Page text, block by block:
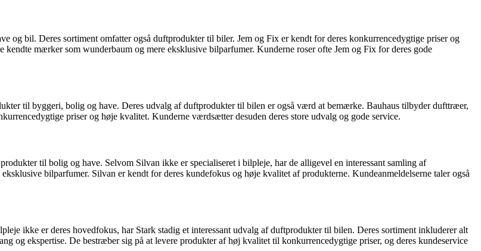
og bil. Deres sortiment omfatter også duftprodukter til biler. Jem og Fix er kendt for deres konkurrencedygtige priser og
mærker som wunderbaum og mere eksklusive bilparfumer. Kunderne roser ofte Jem og Fix for deres gode
til byggeri, bolig og have. Deres udvalg af duftprodukter til bilen er også værd at bemærke. Bauhaus tilbyder dufttræer,
priser og høje kvalitet. Kunderne værdsætter desuden deres store udvalg og gode service.
til bolig og have. Selvom Silvan ikke er specialiseret i bilpleje, har de alligevel en interessant samling af
bilparfumer. Silvan er kendt for deres kundefokus og høje kvalitet af produkterne. Kundeanmeldelserne taler også
ikke er deres hovedfokus, har Stark stadig et interessant udvalg af duftprodukter til bilen. Deres sortiment inkluderer alt
og ekspertise. De bestræber sig på at levere produkter af høj kvalitet til konkurrencedygtige priser, og deres kundeservice